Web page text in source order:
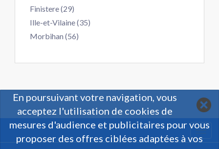
Finistere (29)
Ille-et-Vilaine (35)
Morbihan (56)
En poursuivant votre navigation, vous
acceptez l'utilisation de cookies de
mesures d'audience et publicitaires pour vous
proposer des offres ciblées adaptées à vos